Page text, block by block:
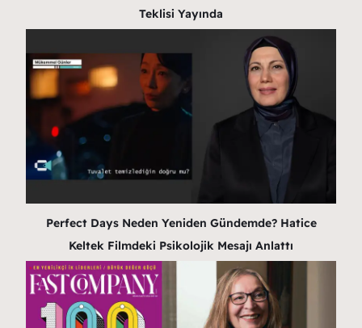
Teklisi Yayında
Perfect Days Neden Yeniden Gündemde? Hatice
Keltek Filmdeki Psikolojik Mesajı Anlattı